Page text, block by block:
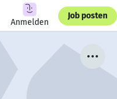
Anmelden
Job posten